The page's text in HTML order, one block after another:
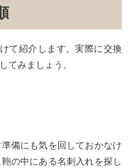
て紹介します。実際に交換
てみましょう。
備にも気を回しておかなけ
の中にある名刺入れを探し